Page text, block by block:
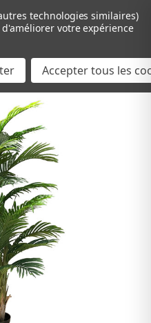
au contenu principal
technologies similaires)
votre expérience
Accepter tous les